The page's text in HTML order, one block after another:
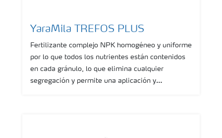
YaraMila TREFOS PLUS
Fertilizante complejo NPK homogéneo y uniforme
por lo que todos los nutrientes están contenidos
en cada gránulo, lo que elimina cualquier
segregación y permite una aplicación y